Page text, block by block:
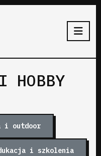
HOBBY
i outdoor
i szkolenia